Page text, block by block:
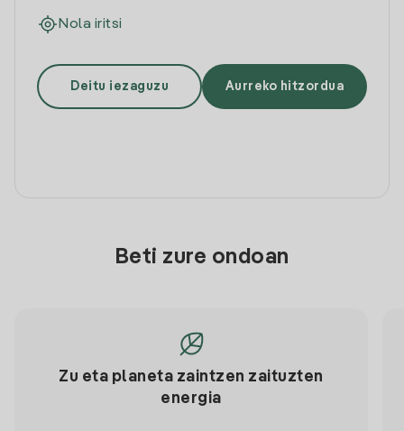
Nola iritsi
Deitu iezaguzu Aurreko hitzordua
Beti zure ondoan
Zu eta planeta zaintzen zaituzten
energia